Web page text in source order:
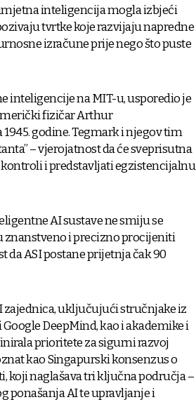
inteligencija mogla izbjeći
tvrtke koje razvijaju napredne
izračune prije nego što puste
inteligencije na MIT-u, usporedio je
fizičar Arthur
godine. Tegmark i njegov tim
– vjerojatnost da će sveprisutna
i predstavljati egzistencijalnu
AI sustave ne smiju se
znanstveno i precizno procijeniti
da ASI postane prijetnja čak 90
zajednica, uključujući stručnjake iz
DeepMind, kao i akademike i
prioritete za sigurni razvoj
kao Singapurski konsenzus o
koji naglašava tri ključna područja –
ponašanja AI te upravljanje i